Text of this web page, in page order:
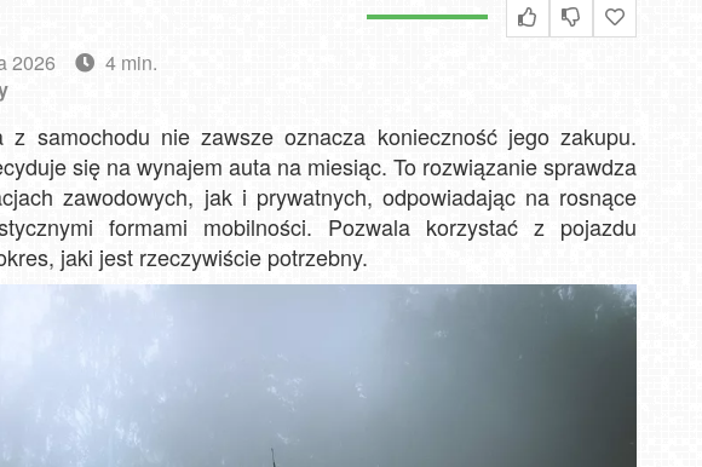
2026
4 min.
z samochodu nie zawsze oznacza konieczność jego zakupu.
się na wynajem auta na miesiąc. To rozwiązanie sprawdza
zawodowych, jak i prywatnych, odpowiadając na rosnące
formami mobilności. Pozwala korzystać z pojazdu
jaki jest rzeczywiście potrzebny.